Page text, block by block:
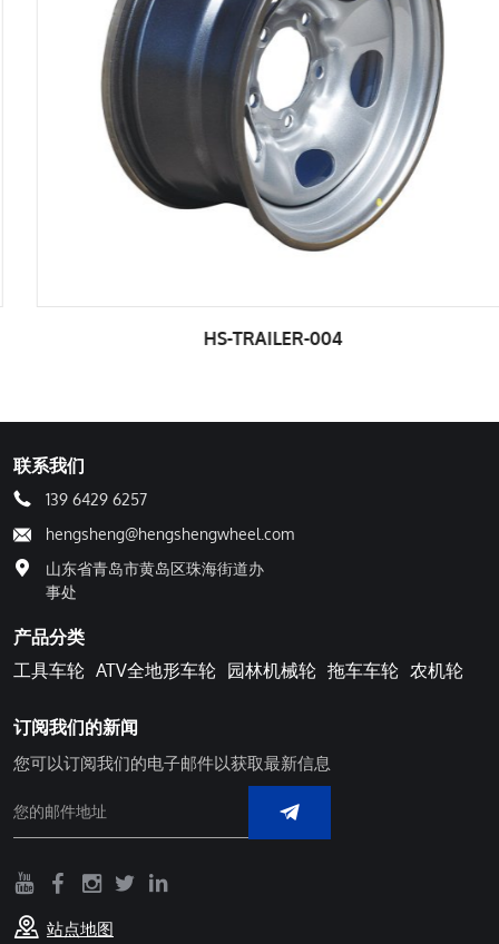
HS-TRAILER-004
联系我们
139 6429 6257
hengsheng@hengshengwheel.com
山东省青岛市黄岛区珠海街道办
事处
产品分类
工具车轮 ATV全地形车轮 园林机械轮 拖车车轮 农机轮
订阅我们的新闻
您可以订阅我们的电子邮件以获取最新信息
站点地图